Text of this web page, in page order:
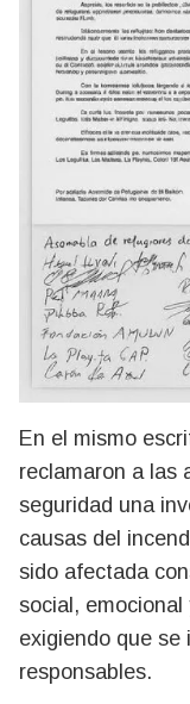
En el mismo
reclamaron a las
seguridad una
causas del
sido afectada
social, emocional
exigiendo que se
responsables.